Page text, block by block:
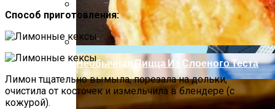
Короткие Женские Топы: Модный Писк
Сезона Лета 2021 Года
Необычная Пицца Из Слоеного Теста
Способ приготовления:
Лимон тщательно вымыла, порезала на дольки,
очистила от косточек и измельчила в блендере (с
кожурой).